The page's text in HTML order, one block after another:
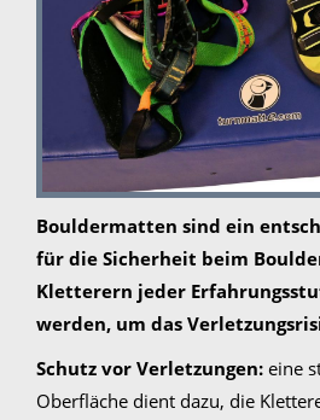
Bouldermatten sind ein
für die Sicherheit beim
Kletterern jeder
werden, um das
Schutz vor Verletzungen: eine
Oberfläche dient dazu, die